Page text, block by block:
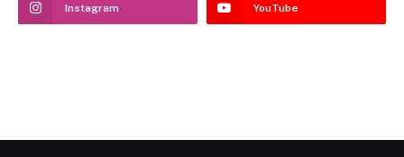
Instagram YouTube